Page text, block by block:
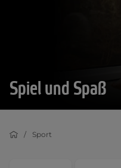
Spiel und Spaß
Sport